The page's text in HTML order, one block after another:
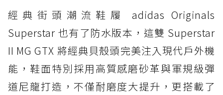
防水鞋推薦 4. ASICS TRABUCO 14 GTX：搭
載 GORE-TEX 隱形貼合科技，全方位防水神鞋
防水鞋推薦 5. Salomon XT-6 GORE-TEX：潮
人必備山系鞋王！防滑、防水與街頭顏值一次攻
頂
防水鞋推薦 6. HOKA Stinson Evo GTX：越野
經典街頭潮流鞋履 adidas Originals
Superstar 也有了防水版本，這雙 Superstar
II MG GTX 將經典貝殼頭完美注入現代戶外機
能，鞋面特別採用高質感磨砂革與軍規級彈
道尼龍打造，不僅耐磨度大提升，更搭載了